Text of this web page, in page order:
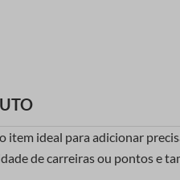
ideal para adicionar
de carreiras ou pontos e